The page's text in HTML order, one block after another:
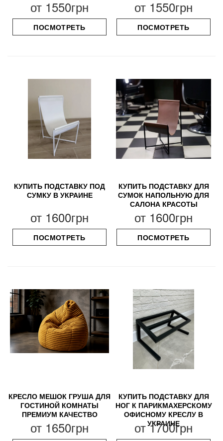
от 1550грн
ПОСМОТРЕТЬ
от 1550грн
ПОСМОТРЕТЬ
КУПИТЬ ПОДСТАВКУ ПОД
СУМКУ В УКРАИНЕ
от 1600грн
ПОСМОТРЕТЬ
КУПИТЬ ПОДСТАВКУ ДЛЯ
СУМОК НАПОЛЬНУЮ ДЛЯ
САЛОНА КРАСОТЫ
от 1600грн
ПОСМОТРЕТЬ
КРЕСЛО МЕШОК ГРУША ДЛЯ
ГОСТИНОЙ КОМНАТЫ
ПРЕМИУМ КАЧЕСТВО
от 1650грн
КУПИТЬ ПОДСТАВКУ ДЛЯ
НОГ К ПАРИКМАХЕРСКОМУ
ОФИСНОМУ КРЕСЛУ В
УКРАИНЕ
от1700грн